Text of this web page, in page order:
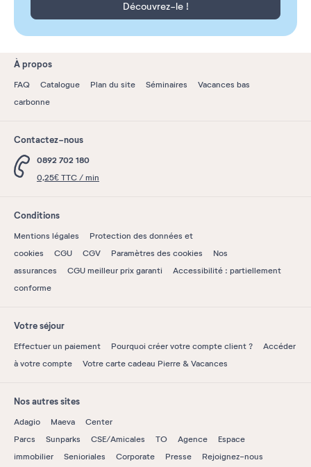
Découvrez-le !
À propos
FAQ Catalogue Plan du site Séminaires
Vacances bas
carbonne
Contactez-nous
0892 702 180
0,25€ TTC / min
Conditions
Mentions légales
Protection des données et
cookies
CGU CGV Paramètres des cookies
Nos
assurances
CGU meilleur prix garanti
Accessibilité : partiellement
conforme
Votre séjour
Effectuer un paiement Pourquoi créer votre compte client ?
Accéder
à votre compte
Votre carte cadeau Pierre & Vacances
Nos autres sites
Adagio Maeva
Center
Parcs
Sunparks CSE/Amicales TO Agence
Espace
immobilier
Senioriales Corporate Presse Rejoignez-nous